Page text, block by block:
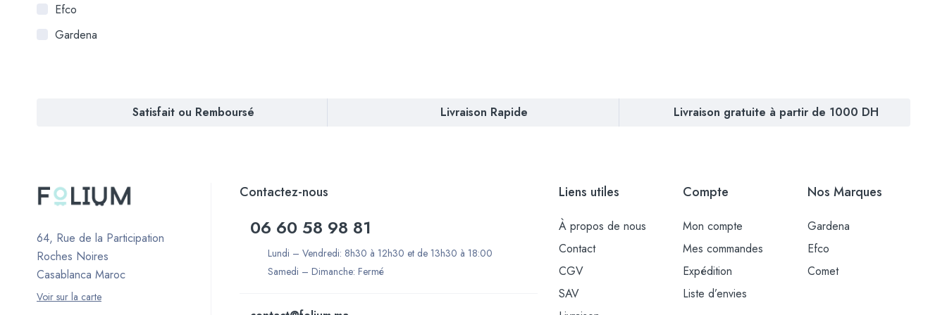
Efco
Gardena
Satisfait ou Remboursé Livraison Rapide Livraison gratuite à partir de 1000 DH
64, Rue de la Participation
Roches Noires
Casablanca Maroc
Voir sur la carte
Contactez-nous
06 60 58 98 81
Lundi – Vendredi: 8h30 à 12h30 et de 13h30 à 18:00
Samedi – Dimanche: Fermé
Liens utiles
À propos de nous
Contact
CGV
SAV
Compte
Mon compte
Mes commandes
Expédition
Liste d’envies
Nos Marques
Gardena
Efco
Comet